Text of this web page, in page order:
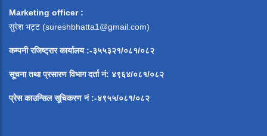
Marketing officer :
सुरेश भट्ट (sureshbhatta1@gmail.com)
कम्पनी रजिष्ट्रार कार्यालय :-३५५३२१/०८१/०८२
सूचना तथा प्रसारण विभाग दर्ता नं: ४९६४/०८१/०८२
प्रेस काउन्सिल सूचिकरण नं:-४९५५/०८१/०८२